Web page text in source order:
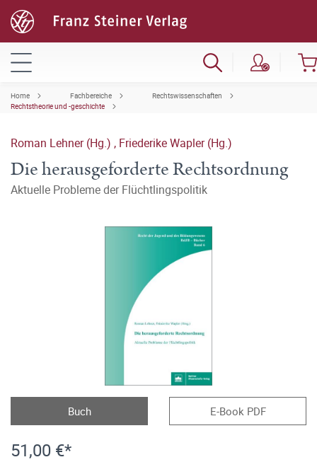
Home Fachbereiche
Rechtswissenschaften
Rechtstheorie und -geschichte
Roman Lehner (Hg.) , Friederike Wapler (Hg.)
Die herausgeforderte Rechtsordnung
Aktuelle Probleme der Flüchtlingspolitik
Buch E-Book PDF
51,00 €*